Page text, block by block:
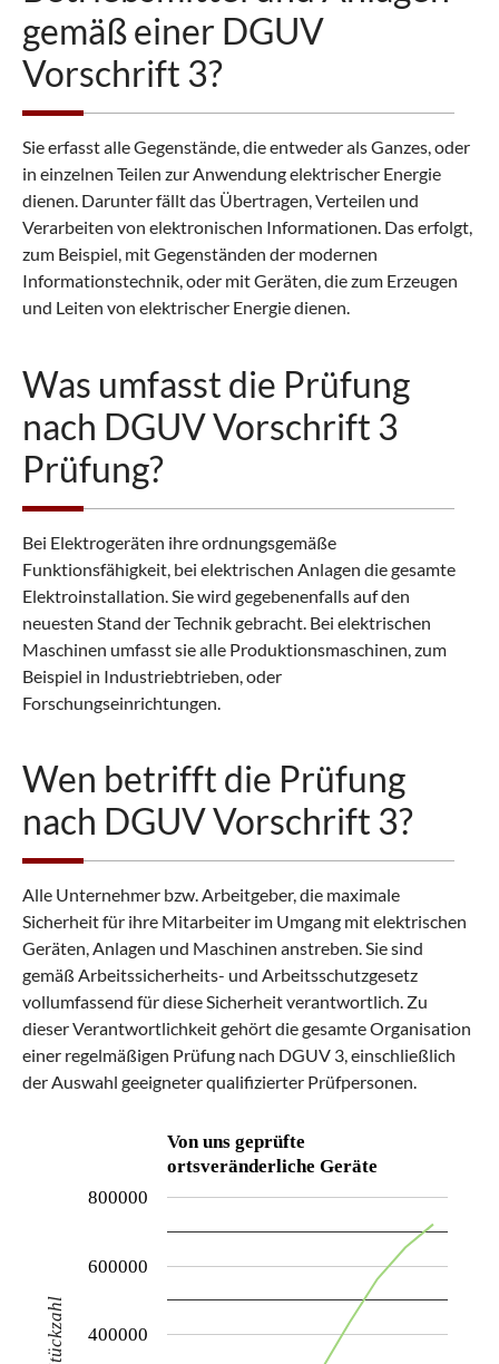
gemäß einer DGUV
Vorschrift 3?
Sie erfasst alle Gegenstände, die entweder als Ganzes, oder
in einzelnen Teilen zur Anwendung elektrischer Energie
dienen. Darunter fällt das Übertragen, Verteilen und
Verarbeiten von elektronischen Informationen. Das erfolgt,
zum Beispiel, mit Gegenständen der modernen
Informationstechnik, oder mit Geräten, die zum Erzeugen
und Leiten von elektrischer Energie dienen.
Was umfasst die Prüfung
nach DGUV Vorschrift 3
Prüfung?
Bei Elektrogeräten ihre ordnungsgemäße
Funktionsfähigkeit, bei elektrischen Anlagen die gesamte
Elektroinstallation. Sie wird gegebenenfalls auf den
neuesten Stand der Technik gebracht. Bei elektrischen
Maschinen umfasst sie alle Produktionsmaschinen, zum
Beispiel in Industriebtrieben, oder
Forschungseinrichtungen.
Wen betrifft die Prüfung
nach DGUV Vorschrift 3?
Alle Unternehmer bzw. Arbeitgeber, die maximale
Sicherheit für ihre Mitarbeiter im Umgang mit elektrischen
Geräten, Anlagen und Maschinen anstreben. Sie sind
gemäß Arbeitssicherheits- und Arbeitsschutzgesetz
vollumfassend für diese Sicherheit verantwortlich. Zu
dieser Verantwortlichkeit gehört die gesamte Organisation
einer regelmäßigen Prüfung nach DGUV 3, einschließlich
der Auswahl geeigneter qualifizierter Prüfpersonen.
Von uns geprüfte
ortsveränderliche Geräte
400000
600000
800000
Stückzahl